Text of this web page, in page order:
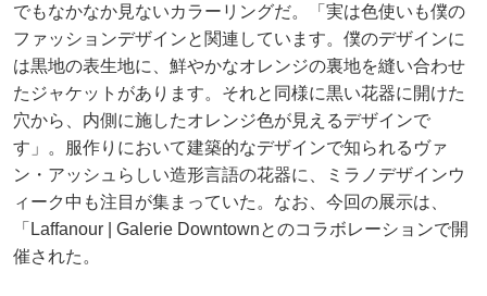
でもなかなか見ないカラーリングだ。「実は色使いも僕の
ファッションデザインと関連しています。僕のデザインに
は黒地の表生地に、鮮やかなオレンジの裏地を縫い合わせ
たジャケットがあります。それと同様に黒い花器に開けた
穴から、内側に施したオレンジ色が見えるデザインで
す」。服作りにおいて建築的なデザインで知られるヴァ
ン・アッシュらしい造形言語の花器に、ミラノデザインウ
ィーク中も注目が集まっていた。なお、今回の展示は、
「Laffanour | Galerie Downtownとのコラボレーションで開
催された。